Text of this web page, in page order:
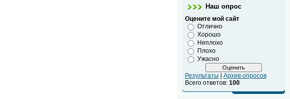
Наш опрос
Оцените мой сайт
Отлично
Хорошо
Неплохо
Плохо
Ужасно
Результаты
Архив опросов
Всего ответов: 100